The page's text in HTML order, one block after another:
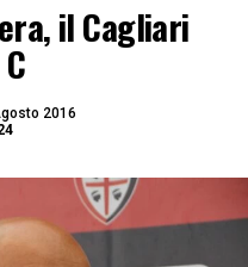
il Cagliari
2016